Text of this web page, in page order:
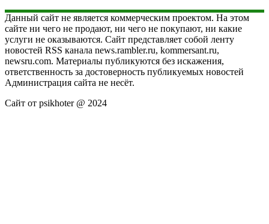
Данный сайт не является коммерческим проектом. На этом
сайте ни чего не продают, ни чего не покупают, ни какие
услуги не оказываются. Сайт представляет собой ленту
новостей RSS канала news.rambler.ru, kommersant.ru,
newsru.com. Материалы публикуются без искажения,
ответственность за достоверность публикуемых новостей
Администрация сайта не несёт.
Сайт от psikhoter @ 2024